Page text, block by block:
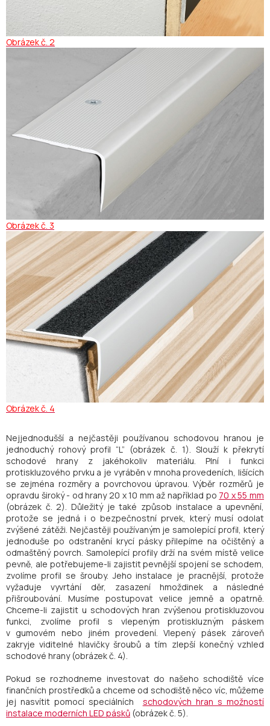
Obrázek č. 2
Obrázekč. 3
Obrázek č. 4
Nejjednodušší a nejčastěji používanou schodovou hranou je
jednoduchý rohový profil “L” (obrázek č. 1). Slouží k překrytí
schodové hrany z jakéhokoliv materiálu. Plní i funkci
protiskluzového prvku a je vyráběn v mnoha provedeních, lišících
se zejména rozměry a povrchovou úpravou. Výběr rozměrů je
opravdu široký - od hrany 20 x 10 mm až například po 70 x 55 mm
(obrázek č. 2). Důležitý je také způsob instalace a upevnění,
protože se jedná i o bezpečnostní prvek, který musí odolat
zvýšené zátěži. Nejčastěji používaným je samolepící profil, který
jednoduše po odstranění krycí pásky přilepíme na očištěný a
odmaštěný povrch. Samolepící profily drží na svém místě velice
pevně, ale potřebujeme-li zajistit pevnější spojení se schodem,
zvolíme profil se šrouby. Jeho instalace je pracnější, protože
vyžaduje vyvrtání děr, zasazení hmoždinek a následné
přišroubování. Musíme postupovat velice jemně a opatrně.
Chceme-li zajistit u schodových hran zvýšenou protiskluzovou
funkci, zvolíme profil s vlepeným protiskluzným páskem
v gumovém nebo jiném provedení. Vlepený pásek zároveň
zakryje viditelné hlavičky šroubů a tím zlepší konečný vzhled
schodové hrany (obrázek č. 4).
Pokud se rozhodneme investovat do našeho schodiště více
finančních prostředků a chceme od schodiště něco víc, můžeme
jej nasvítit pomocí speciálních schodových hran s možností
instalace moderních LED pásků (obrázek č. 5).